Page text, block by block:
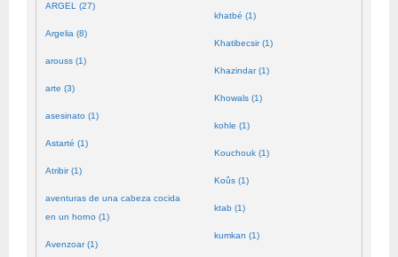
ARGEL (27)
Argelia (8)
arouss (1)
arte (3)
asesinato (1)
Astarté (1)
Atribir (1)
aventuras de una cabeza cocida
en un horno (1)
Avenzoar (1)
khatbé (1)
Khatibecsir (1)
Khazindar (1)
Khowals (1)
kohle (1)
Kouchouk (1)
Koûs (1)
ktab (1)
kumkan (1)